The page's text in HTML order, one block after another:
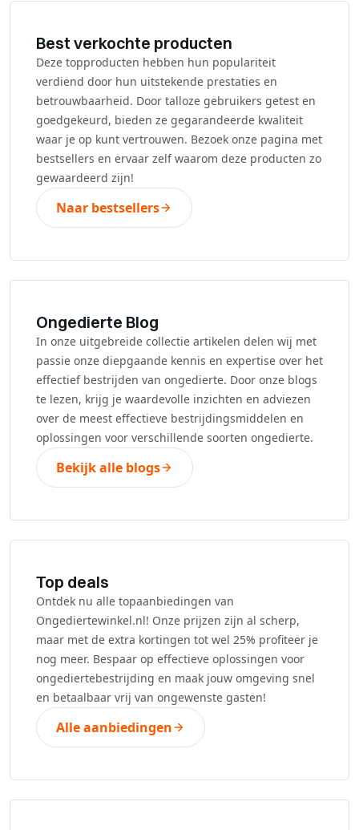
Best verkochte producten
Deze topproducten hebben hun populariteit
verdiend door hun uitstekende prestaties en
betrouwbaarheid. Door talloze gebruikers getest en
goedgekeurd, bieden ze gegarandeerde kwaliteit
waar je op kunt vertrouwen. Bezoek onze pagina met
bestsellers en ervaar zelf waarom deze producten zo
gewaardeerd zijn!
Naar bestsellers
Ongedierte Blog
In onze uitgebreide collectie artikelen delen wij met
passie onze diepgaande kennis en expertise over het
effectief bestrijden van ongedierte. Door onze blogs
te lezen, krijg je waardevolle inzichten en adviezen
over de meest effectieve bestrijdingsmiddelen en
oplossingen voor verschillende soorten ongedierte.
Bekijk alle blogs
Top deals
Ontdek nu alle topaanbiedingen van
Ongediertewinkel.nl! Onze prijzen zijn al scherp,
maar met de extra kortingen tot wel 25% profiteer je
nog meer. Bespaar op effectieve oplossingen voor
ongediertebestrijding en maak jouw omgeving snel
en betaalbaar vrij van ongewenste gasten!
Alle aanbiedingen